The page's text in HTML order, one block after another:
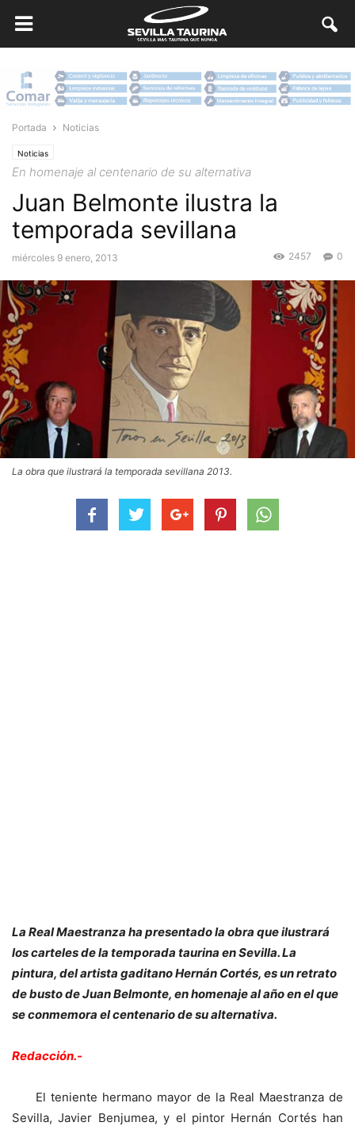
Portada Noticias
Noticias
En homenaje al centenario de su alternativa
Juan Belmonte ilustra la
temporada sevillana
miércoles 9 enero, 2013 0
2457
La obra que ilustrará la temporada sevillana 2013.
La Real Maestranza ha presentado la obra que ilustrará
los carteles de la temporada taurina en Sevilla. La
pintura, del artista gaditano Hernán Cortés, es un retrato
de busto de Juan Belmonte, en homenaje al año en el que
se conmemora el centenario de su alternativa.
Redacción.-
El teniente hermano mayor de la Real Maestranza de
Sevilla, Javier Benjumea, y el pintor Hernán Cortés han